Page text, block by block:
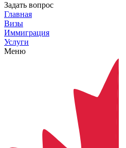
Задать вопрос
Главная
Визы
Иммиграция
Услуги
Меню